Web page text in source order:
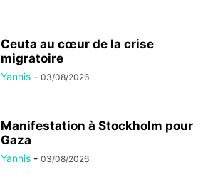
Ceuta au cœur de la crise
migratoire
Yannis - 03/08/2026
Manifestation à Stockholm pour
Gaza
Yannis - 03/08/2026